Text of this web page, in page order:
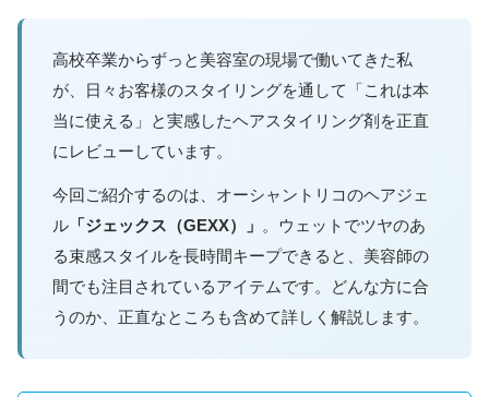
高校卒業からずっと美容室の現場で働いてきた私
が、日々お客様のスタイリングを通して「これは本
当に使える」と実感したヘアスタイリング剤を正直
にレビューしています。
今回ご紹介するのは、オーシャントリコのヘアジェ
ル 「ジェックス（GEXX）」 。ウェットでツヤのあ
る束感スタイルを長時間キープできると、美容師の
間でも注目されているアイテムです。どんな方に合
うのか、正直なところも含めて詳しく解説します。